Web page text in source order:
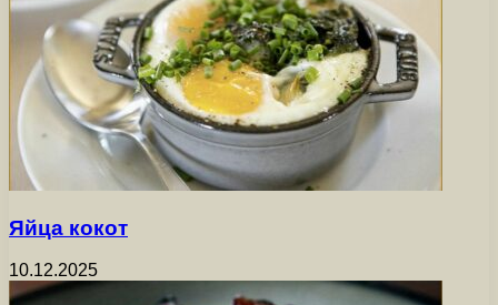
Яйца кокот
10.12.2025